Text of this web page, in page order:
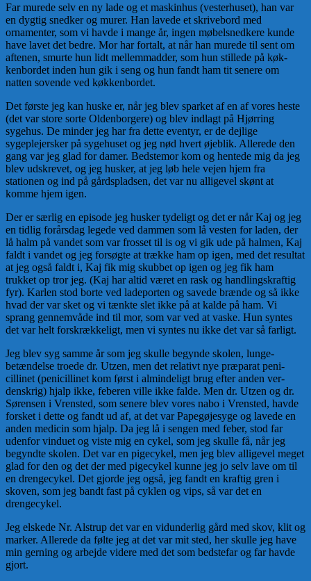
Far murede selv en ny lade og et maskinhus (vesterhuset), han var
en dygtig snedker og murer. Han lavede et skrive­bord med
ornamenter, som vi havde i mange år, ingen møbel­sned­kere kunde
have lavet det bedre. Mor har fortalt, at når han murede til sent om
aftenen, smurte hun lidt mellemmadder, som hun stillede på køk­
kenbordet inden hun gik i seng og hun fandt ham tit senere om
natten sovende ved køkkenbordet.
Det første jeg kan huske er, når jeg blev sparket af en af vo­res heste
(det var store sorte Oldenborgere) og blev indlagt på Hjørring
sygehus. De minder jeg har fra dette eventyr, er de dej­lige
sygeplejersker på sygehuset og jeg nød hvert øjeblik. Alle­rede den
gang var jeg glad for damer. Bedstemor kom og hentede mig da jeg
blev udskrevet, og jeg husker, at jeg løb hele vejen hjem fra
stationen og ind på gårdspladsen, det var nu alligevel skønt at
komme hjem igen.
Der er særlig en episode jeg husker tydeligt og det er når Kaj og jeg
en tidlig forårsdag legede ved dammen som lå ve­sten for laden, der
lå halm på vandet som var frosset til is og vi gik ude på halmen, Kaj
faldt i vandet og jeg forsøgte at trække ham op igen, med det resultat
at jeg også faldt i, Kaj fik mig skubbet op igen og jeg fik ham
trukket op tror jeg. (Kaj har altid været en rask og handlingskraftig
fyr). Karlen stod borte ved ladeporten og savede brænde og så ikke
hvad der var sket og vi tænkte slet ikke på at kalde på ham. Vi
sprang gen­nemvåde ind til mor, som var ved at vaske. Hun syn­tes
det var helt forskrækkeligt, men vi syn­tes nu ikke det var så farligt.
Jeg blev syg samme år som jeg skulle begynde skolen, lun­ge­
betændelse troede dr. Utzen, men det relativt nye præparat peni­
cillinet (penicillinet kom først i almindeligt brug efter an­den ver­
denskrig) hjalp ikke, feberen ville ikke falde. Men dr. Utzen og dr.
Sørensen i Vrensted, som senere blev vores nabo i Vrensted, havde
forsket i dette og fandt ud af, at det var Papegøje­syge og lavede en
anden medicin som hjalp. Da jeg lå i sengen med feber, stod far
udenfor vinduet og viste mig en cykel, som jeg skulle få, når jeg
begyndte skolen. Det var en pigecy­kel, men jeg blev alligevel me­get
glad for den og det der med pigecykel kunne jeg jo selv lave om til
en drengecykel. Det gjorde jeg også, jeg fandt en kraftig gren i
skoven, som jeg bandt fast på cyklen og vips, så var det en
drengecykel.
Jeg elskede Nr. Alstrup det var en vidunderlig gård med skov, klit og
marker. Allerede da følte jeg at det var mit sted, her skulle jeg have
min gerning og arbejde videre med det som bedstefar og far havde
gjort.